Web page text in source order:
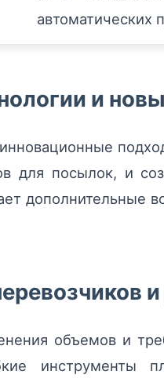
автоматических
и
для посылок, и
дополнительные
объемов и
инструменты